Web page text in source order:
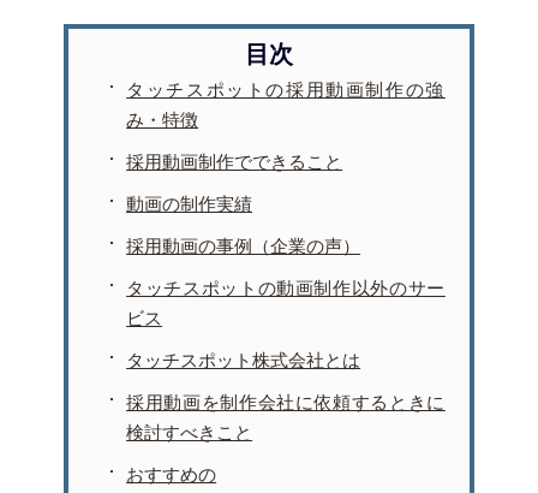
タッチスポットの採用動画制作の強
み・特徴
採用動画制作でできること
動画の制作実績
採用動画の事例（企業の声）
タッチスポットの動画制作以外のサー
ビス
タッチスポット株式会社とは
採用動画を制作会社に依頼するときに
検討すべきこと
おすすめの